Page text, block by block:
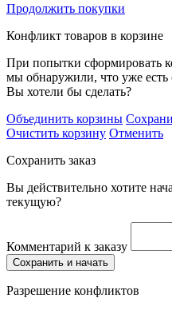
Продолжить покупки
Конфликт товаров в корзине
При попытки сформировать
мы обнаружили, что уже есть
Вы хотели бы сделать?
Объединить корзины
Очистить корзину Отменить
Сохранить заказ
Вы действительно хотите
текущую?
Комментарий к заказу
Сохранить и начать
Разрешение конфликтов